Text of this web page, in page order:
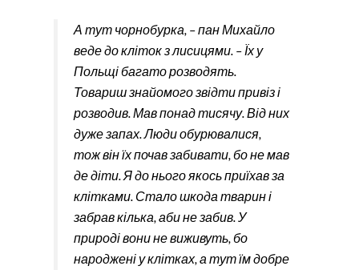
А тут чорнобурка, – пан Михайло
веде до кліток з лисицями. – Їх у
Польщі багато розводять.
Товариш знайомого звідти привіз і
розводив. Мав понад тисячу. Від них
дуже запах. Люди обурювалися,
тож він їх почав забивати, бо не мав
де діти. Я до нього якось приїхав за
клітками. Стало шкода тварин і
забрав кілька, аби не забив. У
природі вони не виживуть, бо
народжені у клітках, а тут їм добре